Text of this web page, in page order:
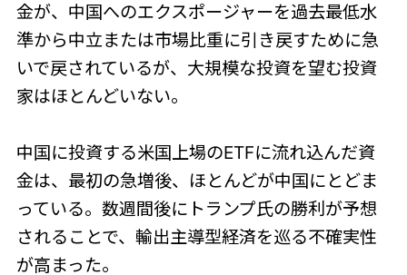
金が、中国へのエクスポージャーを過去最低水
準から中立または市場比重に引き戻すために急
いで戻されているが、大規模な投資を望む投資
家はほとんどいない。
中国に投資する米国上場のETFに流れ込んだ資
金は、最初の急増後、ほとんどが中国にとどま
っている。数週間後にトランプ氏の勝利が予想
されることで、輸出主導型経済を巡る不確実性
が高まった。